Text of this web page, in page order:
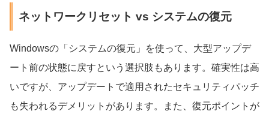
ネットワークリセット vs システムの復元
Windowsの「システムの復元」を使って、大型アップデ
ート前の状態に戻すという選択肢もあります。確実性は高
いですが、アップデートで適用されたセキュリティパッチ
も失われるデメリットがあります。また、復元ポイントが